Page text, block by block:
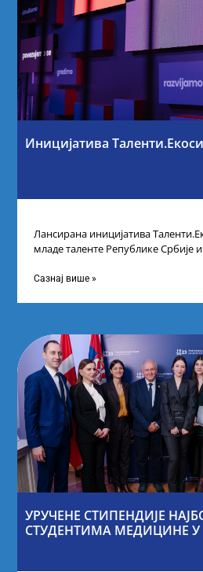
Иницијатива
Лансирана иницијатива
младе таленте Републике Србије
догађају су се
Сазнај више »
УРУЧЕНЕ СТИПЕНДИЈЕ
СТУДЕНТИМА МЕДИЦИНЕ У